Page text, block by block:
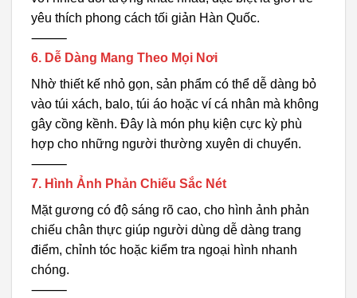
yêu thích phong cách tối giản Hàn Quốc.
⸻
6. Dễ Dàng Mang Theo Mọi Nơi
Nhờ thiết kế nhỏ gọn, sản phẩm có thể dễ dàng bỏ
vào túi xách, balo, túi áo hoặc ví cá nhân mà không
gây cồng kềnh. Đây là món phụ kiện cực kỳ phù
hợp cho những người thường xuyên di chuyển.
⸻
7. Hình Ảnh Phản Chiếu Sắc Nét
Mặt gương có độ sáng rõ cao, cho hình ảnh phản
chiếu chân thực giúp người dùng dễ dàng trang
điểm, chỉnh tóc hoặc kiểm tra ngoại hình nhanh
chóng.
⸻